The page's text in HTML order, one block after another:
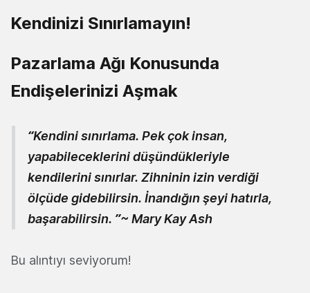
Kendinizi Sınırlamayın!
Pazarlama Ağı Konusunda
Endişelerinizi Aşmak
“Kendini sınırlama. Pek çok insan,
yapabileceklerini düşündükleriyle
kendilerini sınırlar. Zihninin izin verdiği
ölçüde gidebilirsin. İnandığın şeyi hatırla,
başarabilirsin. ”~ Mary Kay Ash
Bu alıntıyı seviyorum!